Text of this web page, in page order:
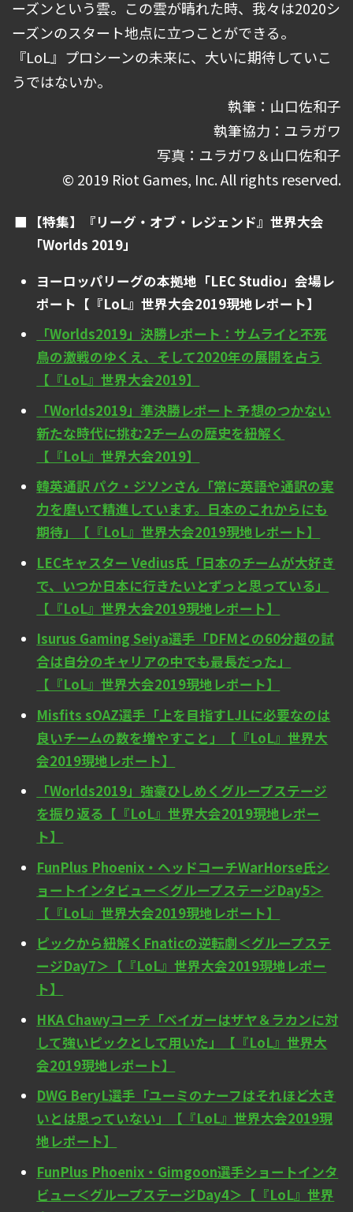
ーズンという雲。この雲が晴れた時、我々は2020シ
ーズンのスタート地点に立つことができる。
『LoL』プロシーンの未来に、大いに期待していこ
うではないか。
執筆：山口佐和子
執筆協力：ユラガワ
写真：ユラガワ＆山口佐和子
© 2019 Riot Games, Inc. All rights reserved.
【特集】『リーグ・オブ・レジェンド』世界大会
「Worlds 2019」
ヨーロッパリーグの本拠地「LEC Studio」会場レ
ポート【『LoL』世界大会2019現地レポート】
「Worlds2019」決勝レポート：サムライと不死
鳥の激戦のゆくえ、そして2020年の展開を占う
【『LoL』世界大会2019】
「Worlds2019」準決勝レポート 予想のつかない
新たな時代に挑む2チームの歴史を紐解く
【『LoL』世界大会2019】
韓英通訳 パク・ジソンさん「常に英語や通訳の実
力を磨いて精進しています。日本のこれからにも
期待」【『LoL』世界大会2019現地レポート】
LECキャスター Vedius氏「日本のチームが大好き
で、いつか日本に行きたいとずっと思っている」
【『LoL』世界大会2019現地レポート】
Isurus Gaming Seiya選手「DFMとの60分超の試
合は自分のキャリアの中でも最長だった」
【『LoL』世界大会2019現地レポート】
Misfits sOAZ選手「上を目指すLJLに必要なのは
良いチームの数を増やすこと」【『LoL』世界大
会2019現地レポート】
「Worlds2019」強豪ひしめくグループステージ
を振り返る【『LoL』世界大会2019現地レポー
ト】
FunPlus Phoenix・ヘッドコーチWarHorse氏シ
ョートインタビュー＜グループステージDay5＞
【『LoL』世界大会2019現地レポート】
ピックから紐解くFnaticの逆転劇＜グループステ
ージDay7＞【『LoL』世界大会2019現地レポー
ト】
HKA Chawyコーチ「ベイガーはザヤ＆ラカンに対
して強いピックとして用いた」【『LoL』世界大
会2019現地レポート】
DWG BeryL選手「ユーミのナーフはそれほど大き
いとは思っていない」【『LoL』世界大会2019現
地レポート】
FunPlus Phoenix・Gimgoon選手ショートインタ
ビュー＜グループステージDay4＞【『LoL』世界